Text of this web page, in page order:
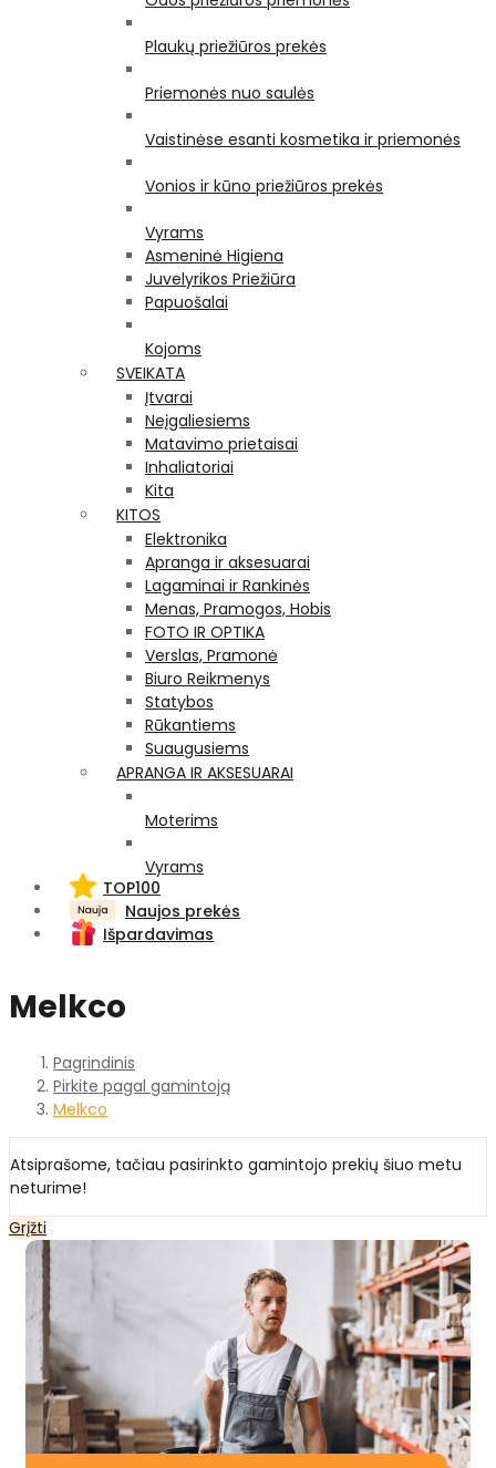
Plaukų priežiūros prekės
Priemonės nuo saulės
Vaistinėse esanti kosmetika ir priemonės
Vonios ir kūno priežiūros prekės
Vyrams
Asmeninė Higiena
Juvelyrikos Priežiūra
Papuošalai
Kojoms
SVEIKATA
Įtvarai
Neįgaliesiems
Matavimo prietaisai
Inhaliatoriai
Kita
KITOS
Elektronika
Apranga ir aksesuarai
Lagaminai ir Rankinės
Menas, Pramogos, Hobis
FOTO IR OPTIKA
Verslas, Pramonė
Biuro Reikmenys
Statybos
Rūkantiems
Suaugusiems
APRANGA IR AKSESUARAI
Moterims
Vyrams
TOP100
Naujos prekės
Išpardavimas
Melkco
Pagrindinis
Pirkite pagal gamintoją
Melkco
Atsiprašome, tačiau pasirinkto gamintojo prekių šiuo metu
neturime!
Grįžti